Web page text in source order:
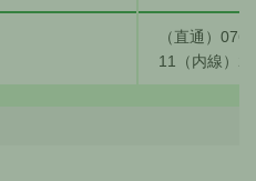
（直通）
11（内線）